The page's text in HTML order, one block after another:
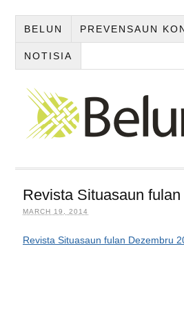
BELUN PREVENSAUN
NOTISIA
Revista Situasaun
MARCH 19, 2014
Revista Situasaun fulan Dezembru